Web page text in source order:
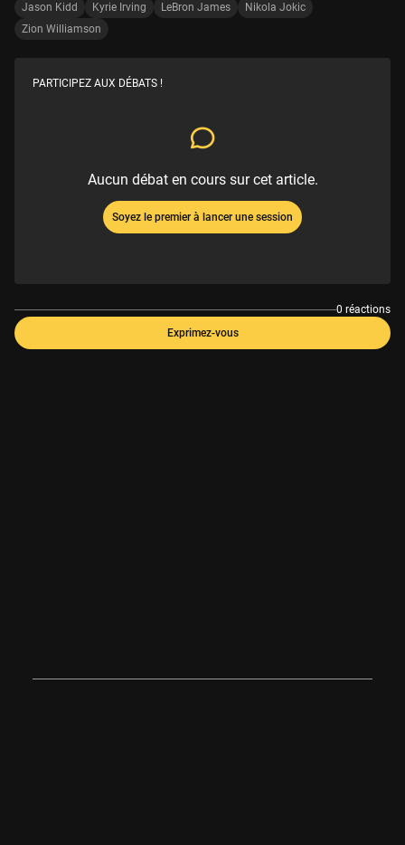
Jason Kidd
Kyrie Irving LeBron James
Nikola Jokic
Zion Williamson
PARTICIPEZ AUX DÉBATS !
Aucun débat en cours sur cet article.
Soyez le premier à lancer une session
0 réactions
Exprimez-vous